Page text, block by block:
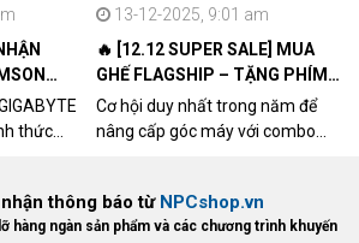
&
thức
Radeon
13-12-2025, 9:01 am
🔥 [12.12 SUPER SALE] MUA
GHẾ FLAGSHIP – TẶNG PHÍM
CƠ XỊN
Cơ hội duy nhất trong năm để
nâng cấp góc máy với combo
dòng ghế Gaming cao cấp nhất,
bạn sẽ nhận ngay quà tặng trị giá
thông báo từ NPCshop.vn
hàng ngàn sản phẩm và các chương trình khuyến